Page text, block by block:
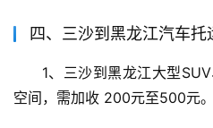
四、三沙到黑龙江汽车托
1、三沙到黑龙江大型
空间，需加收 200元至500元。